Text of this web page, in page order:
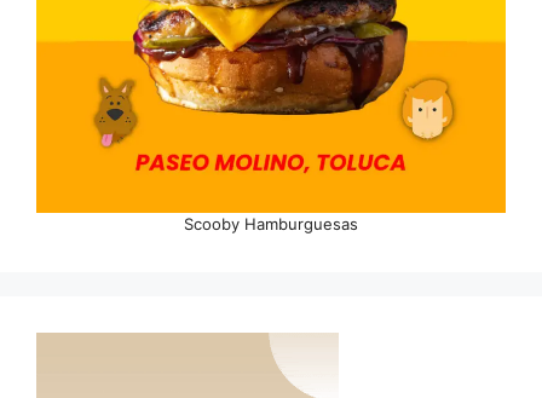
Scooby Hamburguesas